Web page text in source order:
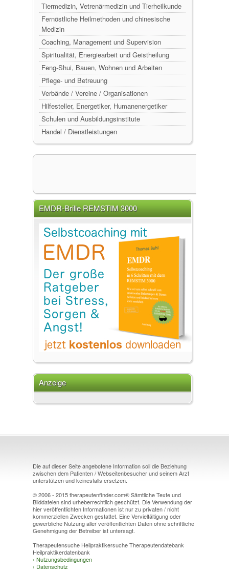
Tiermedizin, Vetrenärmedizin und Tierheilkunde
Fernöstliche Heilmethoden und chinesische
Medizin
Coaching, Management und Supervision
Spiritualität, Energiearbeit und Geistheilung
Feng-Shui, Bauen, Wohnen und Arbeiten
Pflege- und Betreuung
Verbände / Vereine / Organisationen
Hilfesteller, Energetiker, Humanenergetiker
Schulen und Ausbildungsinstitute
Handel / Dienstleistungen
EMDR-Brille REMSTIM 3000
Anzeige
Die auf dieser Seite angebotene Information soll die Beziehung
zwischen dem Patienten / Webseitenbesucher und seinem Arzt
unterstützen und keinesfalls ersetzen.
© 2006 - 2015 therapeutenfinder.com® Sämtliche Texte und
Bilddateien sind urheberrechtlich geschützt. Die Verwendung der
hier veröffentlichten Informationen ist nur zu privaten / nicht
kommerziellen Zwecken gestattet. Eine Vervielfältigung oder
gewerbliche Nutzung aller veröffentlichten Daten ohne schriftliche
Genehmigung der Betreiber ist untersagt.
Therapeutensuche Heilpraktikersuche Therapeutendatebank
Heilpraktikerdatenbank
› Nutzungsbedingungen
› Datenschutz